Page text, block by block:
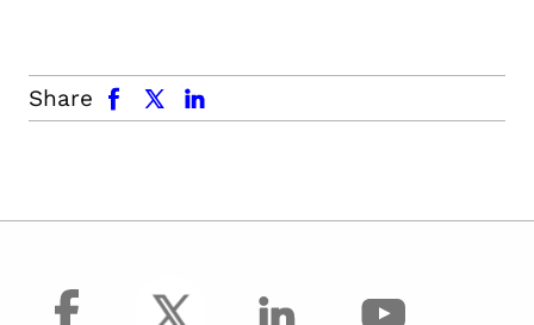
Share
facebook x.com linkedin
facebook